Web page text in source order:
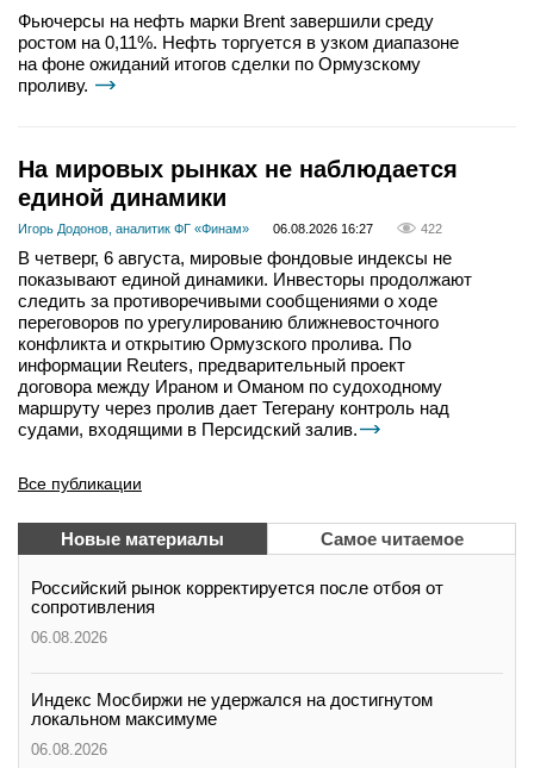
Фьючерсы на нефть марки Brent завершили среду
ростом на 0,11%. Нефть торгуется в узком диапазоне
на фоне ожиданий итогов сделки по Ормузскому
проливу.
На мировых рынках не наблюдается
единой динамики
Игорь Додонов, аналитик ФГ «Финам» 06.08.2026 16:27 422
В четверг, 6 августа, мировые фондовые индексы не
показывают единой динамики. Инвесторы продолжают
следить за противоречивыми сообщениями о ходе
переговоров по урегулированию ближневосточного
конфликта и открытию Ормузского пролива. По
информации Reuters, предварительный проект
договора между Ираном и Оманом по судоходному
маршруту через пролив дает Тегерану контроль над
судами, входящими в Персидский залив.
Все публикации
Новые материалы Самое читаемое
Российский рынок корректируется после отбоя от
сопротивления
06.08.2026
Индекс Мосбиржи не удержался на достигнутом
локальном максимуме
06.08.2026